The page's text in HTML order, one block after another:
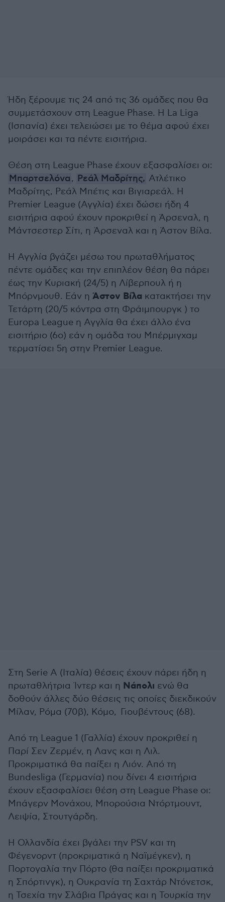
Ήδη ξέρουμε τις 24 από τις 36 ομάδες που θα
συμμετάσχουν στη League Phase. Η La Liga
(Ισπανία) έχει τελειώσει με το θέμα αφού έχει
μοιράσει και τα πέντε εισιτήρια.
Θέση στη League Phase έχουν εξασφαλίσει οι:
Μπαρτσελόνα, Ρεάλ Μαδρίτης, Ατλέτικο
Μαδρίτης, Ρεάλ Μπέτις και Βιγιαρεάλ. Η
Premier League (Αγγλία) έχει δώσει ήδη 4
εισιτήρια αφού έχουν προκριθεί η Άρσεναλ, η
Μάντσεστερ Σίτι, η Άρσεναλ και η Άστον Βίλα.
Η Αγγλία βγάζει μέσω του πρωταθλήματος
πέντε ομάδες και την επιπλέον θέση θα πάρει
έως την Κυριακή (24/5) η Λίβερπουλ ή η
Μπόρνμουθ. Εάν η Άστον Βίλα κατακτήσει την
Τετάρτη (20/5 κόντρα στη Φράιμπουργκ ) το
Europa League η Αγγλία θα έχει άλλο ένα
εισιτήριο (6o) εάν η ομάδα του Μπέρμιγχαμ
τερματίσει 5η στην Premier League.
Στη Serie A (Ιταλία) θέσεις έχουν πάρει ήδη η
πρωταθλήτρια Ίντερ και η Νάπολι ενώ θα
δοθούν άλλες δύο θέσεις τις οποίες διεκδικούν
Μίλαν, Ρόμα (70β), Κόμο, Γιουβέντους (68).
Από τη League 1 (Γαλλία) έχουν προκριθεί η
Παρί Σεν Ζερμέν, η Λανς και η Λιλ.
Προκριματικά θα παίξει η Λιόν. Από τη
Bundesliga (Γερμανία) που δίνει 4 εισιτήρια
έχουν εξασφαλίσει θέση στη League Phase οι:
Μπάγερν Μονάχου, Μπορούσια Ντόρτμουντ,
Λειψία, Στουτγάρδη.
Η Ολλανδία έχει βγάλει την PSV και τη
Φέγενορντ (προκριματικά η Ναϊμέγκεν), η
Πορτογαλία την Πόρτο (θα παίξει προκριματικά
η Σπόρτινγκ), η Ουκρανία τη Σαχτάρ Ντόνετσκ,
η Τσεχία την Σλάβια Πράγας και η Τουρκία την